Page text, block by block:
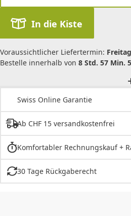
In die Kiste
Voraussichtlicher Liefertermin:
Bestelle innerhalb von 8 Std. 57 Min.
Swiss Online Garantie
Ab CHF 15 versandkostenfrei
Komfortabler Rechnungskauf +
30 Tage Rückgaberecht